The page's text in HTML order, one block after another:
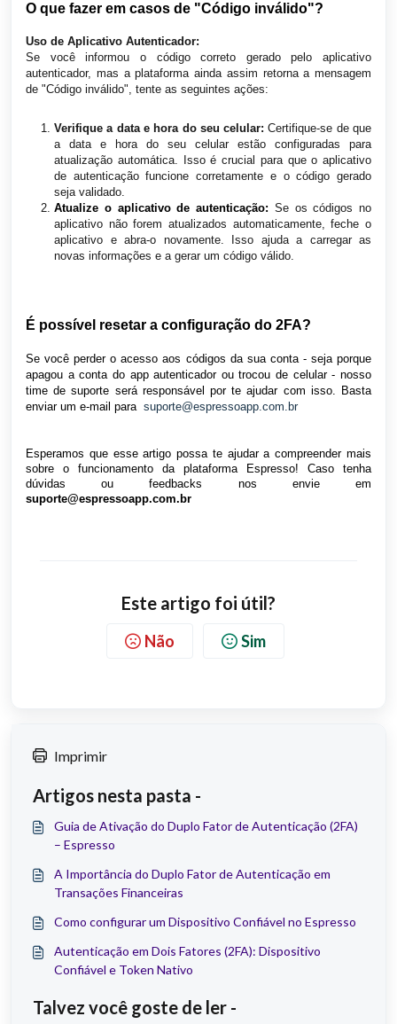
O que fazer em casos de "Código inválido"?
Uso de Aplicativo Autenticador:
Se você informou o código correto gerado pelo aplicativo
autenticador, mas a plataforma ainda assim retorna a mensagem
de "Código inválido", tente as seguintes ações:
Verifique a data e hora do seu celular:Certifique-se de que
a data e hora do seu celular estão configuradas para
atualização automática. Isso é crucial para que o aplicativo
de autenticação funcione corretamente e o código gerado
seja validado.
Atualize o aplicativo de autenticação: Se os códigos no
aplicativo não forem atualizados automaticamente, feche o
aplicativo e abra-o novamente. Isso ajuda a carregar as
novas informações e a gerar um código válido.
É possível resetar a configuração do 2FA?
Se você perder o acesso aos códigos da sua conta - seja porque
apagou a conta do app autenticador ou trocou de celular - nosso
time de suporte será responsável por te ajudar com isso. Basta
enviar um e-mail para suporte@espressoapp.com.br
Esperamos que esse artigo possa te ajudar a compreender mais
sobre o funcionamento da plataforma Espresso! Caso tenha
dúvidas ou feedbacks nos envie em
suporte@espressoapp.com.br
Este artigo foi útil?
Não Sim
Imprimir
Artigos nesta pasta -
Guia de Ativação do Duplo Fator de Autenticação (2FA)
– Espresso
A Importância do Duplo Fator de Autenticação em
Transações Financeiras
Como configurar um Dispositivo Confiável no Espresso
Autenticação em Dois Fatores (2FA): Dispositivo
Confiável e Token Nativo
Talvez você goste de ler -